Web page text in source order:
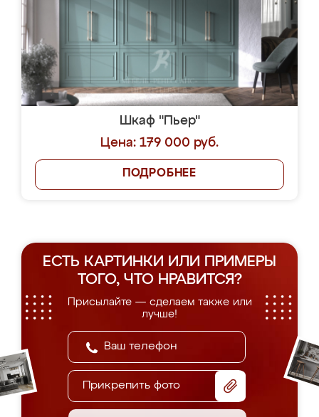
Шкаф "Пьер"
Цена: 179 000 руб.
ПОДРОБНЕЕ
ЕСТЬ КАРТИНКИ ИЛИ ПРИМЕРЫ
ТОГО, ЧТО НРАВИТСЯ?
Присылайте — сделаем также или
лучше!
Прикрепить фото